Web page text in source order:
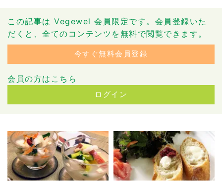
この記事は Vegewel 会員限定です。会員登録いた
だくと、全てのコンテンツを無料で閲覧できます。
今すぐ無料会員登録
会員の方はこちら
ログイン